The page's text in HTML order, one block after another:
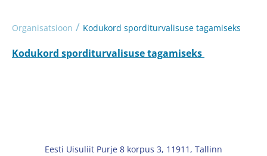
Organisatsioon / Kodukord sporditurvalisuse tagamiseks
Kodukord sporditurvalisuse tagamiseks
Eesti Uisuliit Purje 8 korpus 3, 11911, Tallinn